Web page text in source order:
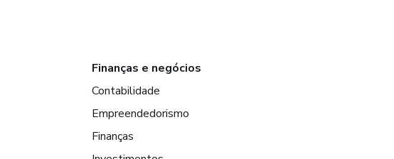
Finanças e negócios
Contabilidade
Empreendedorismo
Finanças